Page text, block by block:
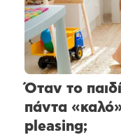
Όταν το
πάντα
pleasing;